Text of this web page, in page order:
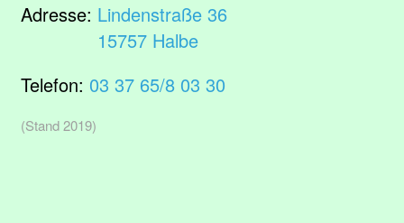
Adresse: Lindenstraße 36
15757 Halbe
Telefon: 03 37 65/8 03 30
(Stand 2019)